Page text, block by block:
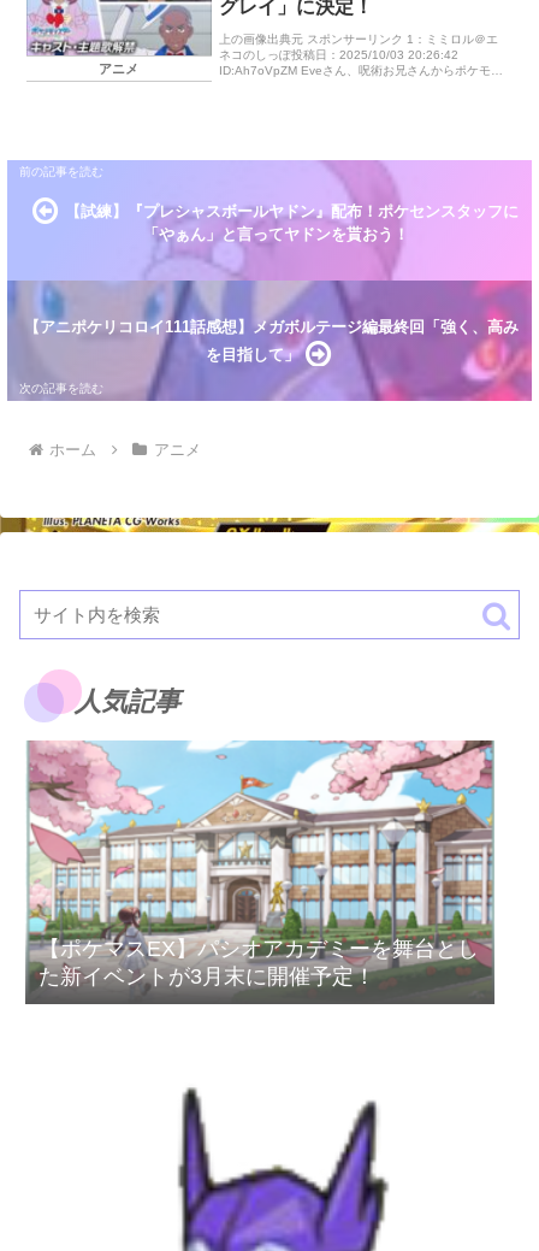
アニメ
グレイ」に決定！
上の画像出典元 スポンサーリンク 1：ミミロル＠エ
ネコのしっぽ投稿日：2025/10/03 20:26:42
ID:Ah7oVpZM Eveさん、呪術お兄さんからポケモン
【試練】『プレシャスボールヤドン』配布！ポケセンスタッフに
「やぁん」と言ってヤドンを貰おう！
【アニポケリコロイ111話感想】メガボルテージ編最終回「強く、高み
を目指して」
ホーム アニメ
人気記事
【ポケマスEX】パシオアカデミーを舞台とし
た新イベントが3月末に開催予定！